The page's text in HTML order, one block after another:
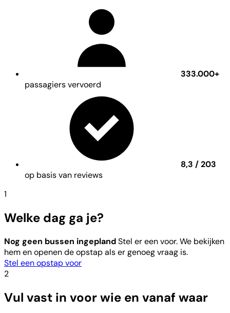
333.000+
passagiers vervoerd
8,3 / 203
op basis van reviews
1
Welke dag ga je?
Nog geen bussen ingeplandStel er een voor. We bekijken
hem en openen de opstap als er genoeg vraag is.
Stel een opstap voor
2
Vul vast in voor wie en vanaf waar